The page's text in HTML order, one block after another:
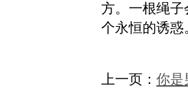
方。一根绳
个永恒的诱惑
上一页： 你是